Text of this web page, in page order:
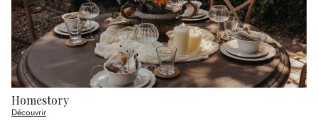
Homestory
Découvrir